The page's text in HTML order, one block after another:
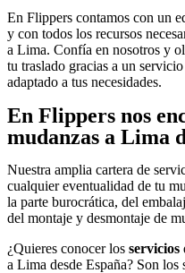
En Flippers contamos con un
y con todos los recursos
a Lima. Confía en nosotros y
tu traslado gracias a un
adaptado a tus necesidades.
En Flippers nos
mudanzas a Lima
Nuestra amplia cartera de
cualquier eventualidad de tu
la parte burocrática, del
del montaje y desmontaje de
¿Quieres conocer los servicios
a Lima desde España? Son los